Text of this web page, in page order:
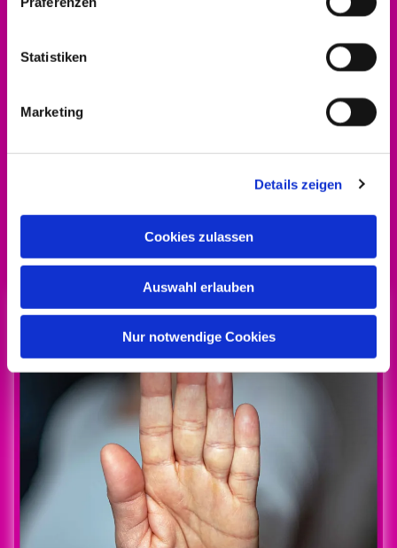
Statistiken
Marketing
Details zeigen
Cookies zulassen
Auswahl erlauben
Nur notwendige Cookies
Alle Infos zum Engagement-Förderpreis gibt
eshier!